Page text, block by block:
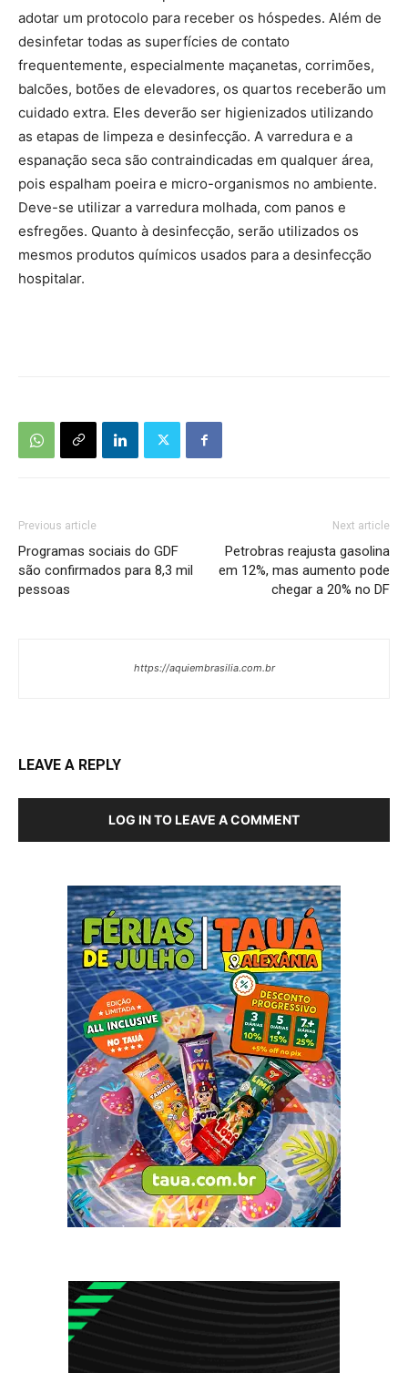
adotar um protocolo para receber os hóspedes. Além de
desinfetar todas as superfícies de contato
frequentemente, especialmente maçanetas, corrimões,
balcões, botões de elevadores, os quartos receberão um
cuidado extra. Eles deverão ser higienizados utilizando
as etapas de limpeza e desinfecção. A varredura e a
espanação seca são contraindicadas em qualquer área,
pois espalham poeira e micro-organismos no ambiente.
Deve-se utilizar a varredura molhada, com panos e
esfregões. Quanto à desinfecção, serão utilizados os
mesmos produtos químicos usados para a desinfecção
hospitalar.
Previous article
Programas sociais do GDF
são confirmados para 8,3 mil
pessoas
Next article
Petrobras reajusta gasolina
em 12%, mas aumento pode
chegar a 20% no DF
https://aquiembrasilia.com.br
LEAVE A REPLY
LOG IN TO LEAVE A COMMENT